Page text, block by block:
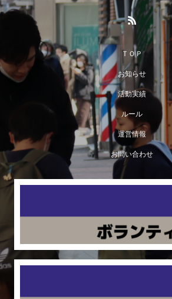
ＴＯＰ
お知らせ
活動実績
ルール
運営情報
お問い合わせ